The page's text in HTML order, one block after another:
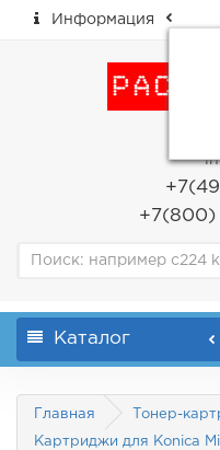
Информация
+7(800)
Каталог
Главная Тонер-
Картриджи для Konica